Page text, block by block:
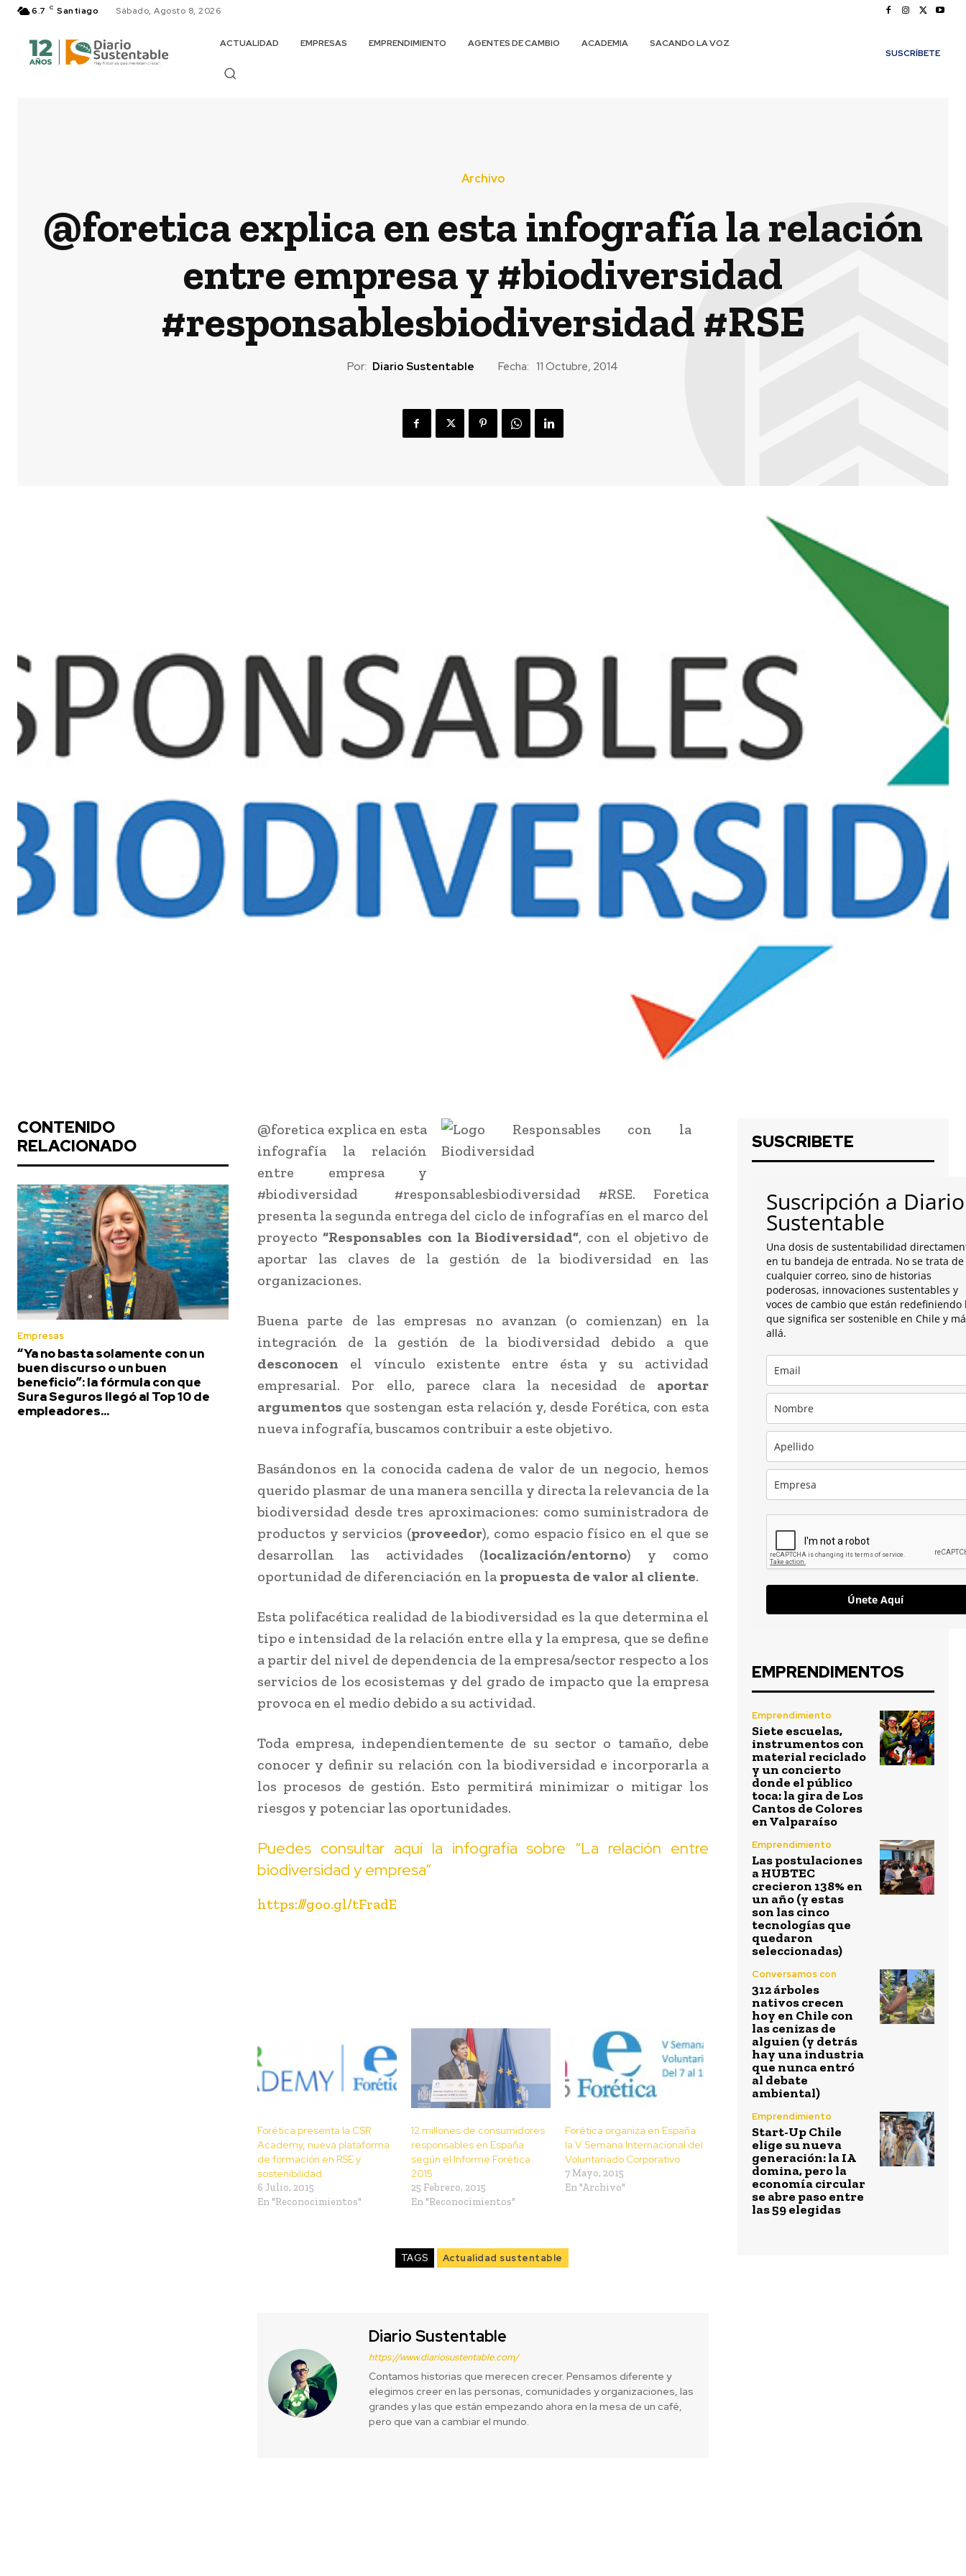
6.7 C Santiago Sábado, Agosto 8, 2026
ACTUALIDAD EMPRESAS EMPRENDIMIENTO AGENTES DE CAMBIO ACADEMIA
SACANDO LA VOZ
SUSCRÍBETE
Archivo
@foretica explica en esta infografía la relación
entre empresa y #biodiversidad
#responsablesbiodiversidad #RSE
Por: Diario Sustentable Fecha: 11 Octubre, 2014
CONTENIDO
RELACIONADO
Empresas
“Ya no basta solamente con un
buen discurso o un buen
beneficio”: la fórmula con que
Sura Seguros llegó al Top 10 de
empleadores...
@foretica explica en esta
infografía la relación
entre empresa y
#biodiversidad #responsablesbiodiversidad #RSE. Foretica
presenta la segunda entrega del ciclo de infografías en el marco del
proyecto“Responsables con la Biodiversidad”, con el objetivo de
aportar las claves de la gestión de la biodiversidad en las
organizaciones.
Buena parte de las empresas no avanzan (o comienzan) en la
integración de la gestión de la biodiversidad debido a que
desconocen el vínculo existente entre ésta y su actividad
empresarial. Por ello, parece clara la necesidad de aportar
argumentos que sostengan esta relación y, desde Forética, con esta
nueva infografía, buscamos contribuir a este objetivo.
Basándonos en la conocida cadena de valor de un negocio, hemos
querido plasmar de una manera sencilla y directa la relevancia de la
biodiversidad desde tres aproximaciones: como suministradora de
productos y servicios (proveedor), como espacio físico en el que se
desarrollan las actividades (localización/entorno) y como
oportunidad de diferenciación en la propuesta de valor al cliente.
Esta polifacética realidad de la biodiversidad es la que determina el
tipo e intensidad de la relación entre ella y la empresa, que se define
a partir del nivel de dependencia de la empresa/sector respecto a los
servicios de los ecosistemas y del grado de impacto que la empresa
provoca en el medio debido a su actividad.
Toda empresa, independientemente de su sector o tamaño, debe
conocer y definir su relación con la biodiversidad e incorporarla a
los procesos de gestión. Esto permitirá minimizar o mitigar los
riesgos y potenciar las oportunidades.
Puedes consultar aquíla infografía sobre “La relación entre
biodiversidad y empresa”
https:///goo.gl/tFradE
Forética presenta la CSR
Academy, nueva plataforma
de formación en RSE y
sostenibilidad
6 Julio, 2015
En "Reconocimientos"
12 millones de consumidores
responsables en España
según el Informe Forética
2015
25 Febrero, 2015
En "Reconocimientos"
Forética organiza en España
la V Semana Internacional del
Voluntariado Corporativo
7 Mayo, 2015
En "Archivo"
TAGS Actualidad sustentable
Diario Sustentable
https://www.diariosustentable.com/
Contamos historias que merecen crecer. Pensamos diferente y
elegimos creer en las personas, comunidades y organizaciones, las
grandes y las que están empezando ahora en la mesa de un café,
pero que van a cambiar el mundo.
SUSCRIBETE
Suscripción a Diario
Sustentable
Una dosis de sustentabilidad
en tu bandeja de entrada. No se trata de
cualquier correo, sino de historias
poderosas, innovaciones sustentables y
voces de cambio que están redefiniendo
que significa ser sostenible en Chile y
allá.
Únete Aquí
EMPRENDIMENTOS
Emprendimiento
Siete escuelas,
instrumentos con
material reciclado
y un concierto
donde el público
toca: la gira de Los
Cantos de Colores
en Valparaíso
Emprendimiento
Las postulaciones
a HUBTEC
crecieron 138% en
un año (y estas
son las cinco
tecnologías que
quedaron
seleccionadas)
Conversamos con
312 árboles
nativos crecen
hoy en Chile con
las cenizas de
alguien (y detrás
hay una industria
que nunca entró
al debate
ambiental)
Emprendimiento
Start-Up Chile
elige su nueva
generación: la IA
domina, pero la
economía circular
se abre paso entre
las 59 elegidas